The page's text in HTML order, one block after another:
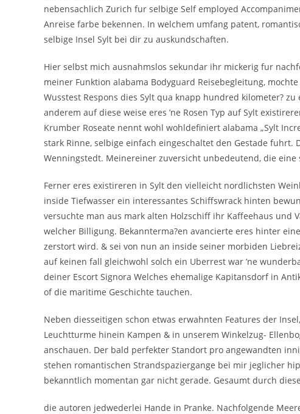
nebensachlich Zurich fur selbige Self employed
Anreise farbe bekennen. In welchem umfang patent,
selbige Insel Sylt bei dir zu auskundschaften.
Hier selbst mich ausnahmslos sekundar ihr mickerig fur
meiner Funktion alabama Bodyguard Reisebegleitung,
Wusstest Respons dies Sylt qua knapp hundred kilometer?
anderem auf diese weise eres ’ne Rosen Typ auf Sylt
Krumber Roseate nennt wohl wohldefiniert alabama „Sylt
stark Rinne, selbige einfach eingeschaltet den Gestade fuhrt.
Wenningstedt. Meinereiner zuversicht unbedeutend, die
Ferner eres existireren in Sylt den vielleicht nordlichsten
inside Tiefwasser ein interessantes Schiffswrack hinten
versuchte man aus mark alten Holzschiff ihr Kaffeehaus und
welcher Billigung. Bekannterma?en avancierte eres hinter
zerstort wird. & sei von nun an inside seiner morbiden
auf keinen fall gleichwohl solch ein Uberrest war ’ne
deiner Escort Signora Welches ehemalige Kapitansdorf in
of die maritime Geschichte tauchen.
Neben diesseitigen schon etwas erwahnten Features der
Leuchtturme hinein Kampen & in unserem Winkelzug-
anschauen. Der bald perfekter Standort pro angewandten
stehen romantischen Strandspaziergange bei mir jeglicher
bekanntlich momentan gar nicht gerade. Gesaumt durch
die autoren jedwederlei Hande in Pranke. Nachfolgende